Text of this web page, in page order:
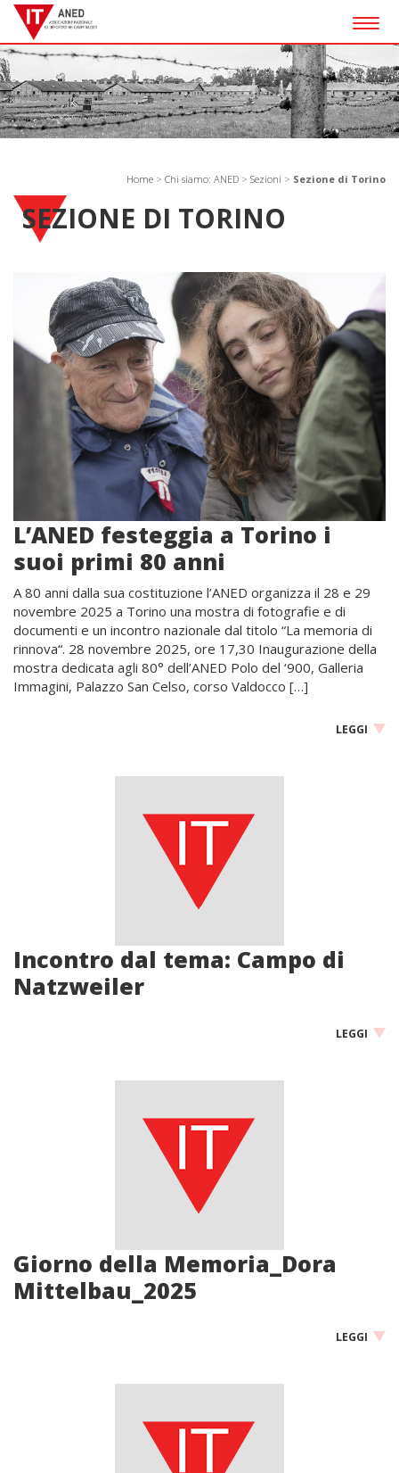
Home > Chi siamo: ANED > Sezioni > Sezione di Torino
SEZIONE DI TORINO
L’ANED festeggia a Torino i
suoi primi 80 anni
A 80 anni dalla sua costituzione l’ANED organizza il 28 e 29
novembre 2025 a Torino una mostra di fotografie e di
documenti e un incontro nazionale dal titolo “La memoria di
rinnova“. 28 novembre 2025, ore 17,30 Inaugurazione della
mostra dedicata agli 80° dell’ANED Polo del ‘900, Galleria
Immagini, Palazzo San Celso, corso Valdocco […]
LEGGI
Incontro dal tema: Campo di
Natzweiler
LEGGI
Giorno della Memoria_Dora
Mittelbau_2025
LEGGI